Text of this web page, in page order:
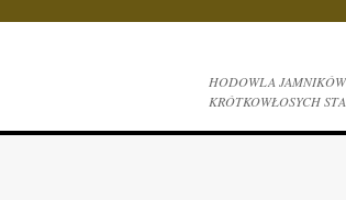
HODOWLA JAMNIKÓW
KRÓTKOWŁOSYCH